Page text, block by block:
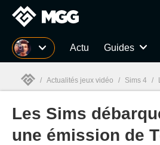
MGG Actu Guides
MGG
/ Actualités jeux vidéo / Sims 4 /
Les Sims
une émission de